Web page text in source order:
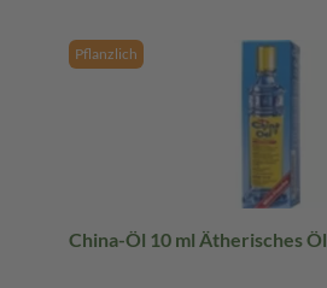
Pflanzlich
China-Öl 10 ml Ätherisches Öl